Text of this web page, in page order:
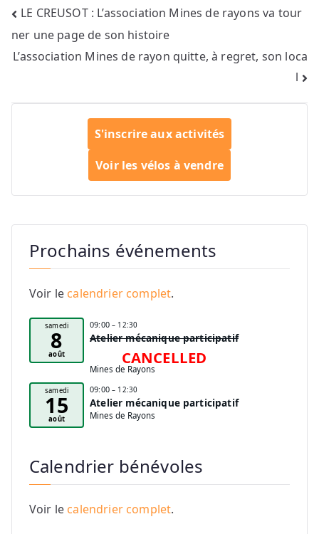
Navigation
de
LE CREUSOT : L’association Mines de rayons va tour
ner une page de son histoire
L’association Mines de rayon quitte, à regret, son loca
l
S'inscrire aux activités
Voir les vélos à vendre
Prochains événements
Voir le calendrier complet.
samedi
8
août
09:00 – 12:30
Atelier mécanique participatif
CANCELLED
Mines de Rayons
samedi
15
août
09:00 – 12:30
Atelier mécanique participatif
Mines de Rayons
Calendrier bénévoles
Voir le calendrier complet.